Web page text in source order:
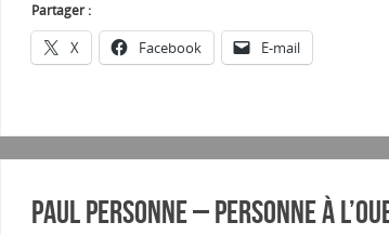
Partager :
X Facebook E-mail
Paul Personne – Personne à